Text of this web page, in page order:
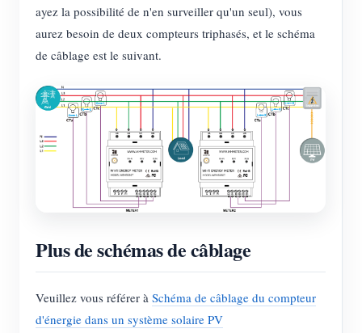
ayez la possibilité de n'en surveiller qu'un seul), vous
aurez besoin de deux compteurs triphasés, et le schéma
de câblage est le suivant.
Plus de schémas de câblage
Veuillez vous référer à Schéma de câblage du compteur
d'énergie dans un système solaire PV